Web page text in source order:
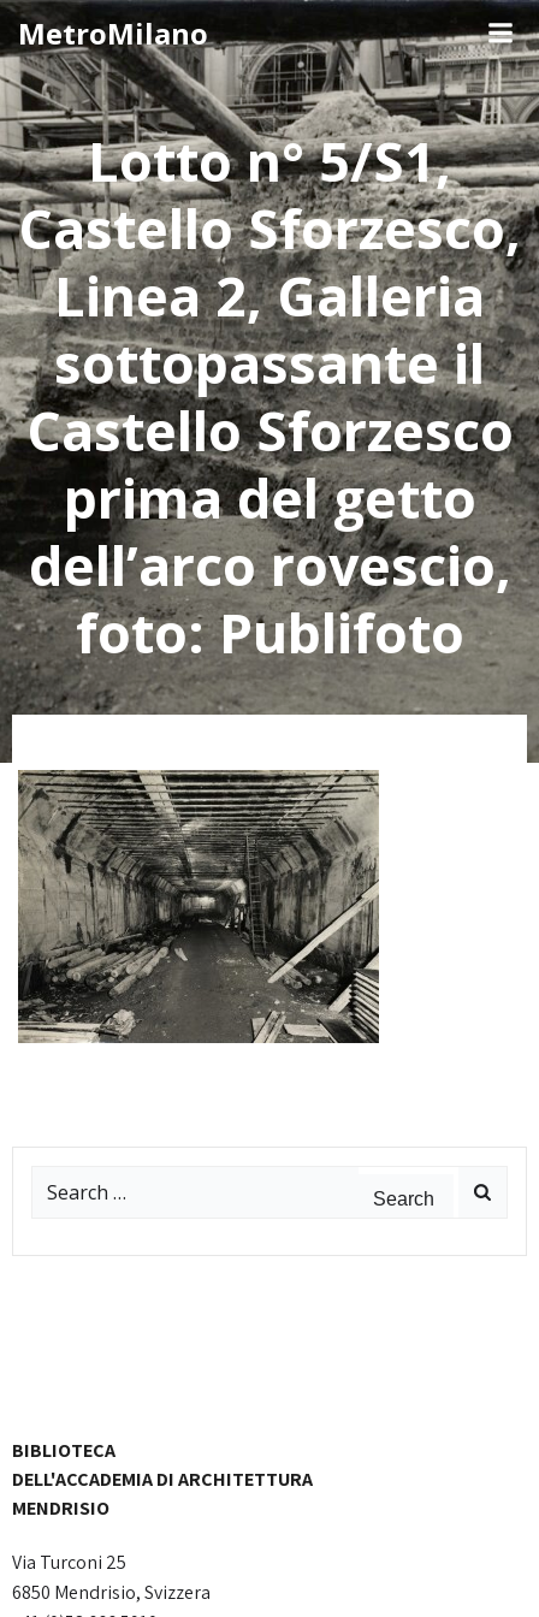
to
content
MetroMilano
Lotto n° 5/S1,
Castello Sforzesco,
Linea 2, Galleria
sottopassante il
Castello Sforzesco
prima del getto
dell’arco rovescio,
foto: Publifoto
Search
BIBLIOTECA
DELL'ACCADEMIA DI ARCHITETTURA
MENDRISIO
Via Turconi 25
6850 Mendrisio, Svizzera